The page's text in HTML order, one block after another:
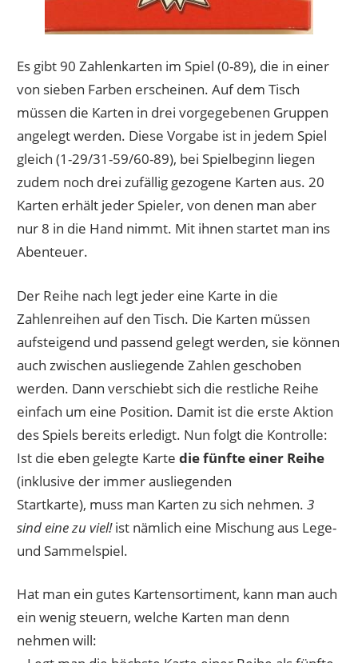
Es gibt 90 Zahlenkarten im Spiel (0-89), die in einer
von sieben Farben erscheinen. Auf dem Tisch
müssen die Karten in drei vorgegebenen Gruppen
angelegt werden. Diese Vorgabe ist in jedem Spiel
gleich (1-29/31-59/60-89), bei Spielbeginn liegen
zudem noch drei zufällig gezogene Karten aus. 20
Karten erhält jeder Spieler, von denen man aber
nur 8 in die Hand nimmt. Mit ihnen startet man ins
Abenteuer.
Der Reihe nach legt jeder eine Karte in die
Zahlenreihen auf den Tisch. Die Karten müssen
aufsteigend und passend gelegt werden, sie können
auch zwischen ausliegende Zahlen geschoben
werden. Dann verschiebt sich die restliche Reihe
einfach um eine Position. Damit ist die erste Aktion
des Spiels bereits erledigt. Nun folgt die Kontrolle:
Ist die eben gelegte Kartedie fünfte einer Reihe
(inklusive der immer ausliegenden
Startkarte), muss man Karten zu sich nehmen.3
sind eine zu viel!ist nämlich eine Mischung aus Lege-
und Sammelspiel.
Hat man ein gutes Kartensortiment, kann man auch
ein wenig steuern, welche Karten man denn
nehmen will: